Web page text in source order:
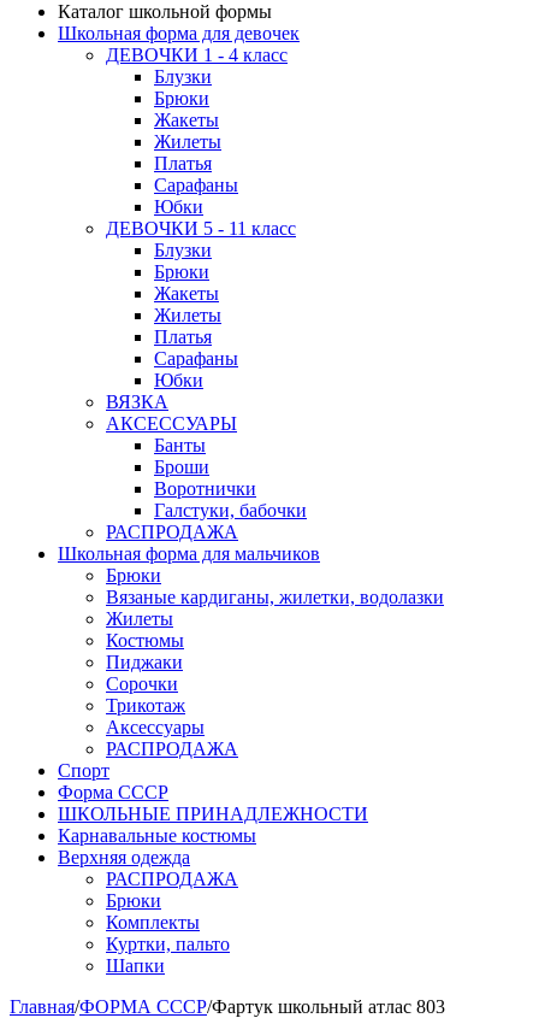
Каталог школьной формы
Школьная форма для девочек
ДЕВОЧКИ 1 - 4 класс
Блузки
Брюки
Жакеты
Жилеты
Платья
Сарафаны
Юбки
ДЕВОЧКИ 5 - 11 класс
Блузки
Брюки
Жакеты
Жилеты
Платья
Сарафаны
Юбки
ВЯЗКА
АКСЕССУАРЫ
Банты
Броши
Воротнички
Галстуки, бабочки
РАСПРОДАЖА
Школьная форма для мальчиков
Брюки
Вязаные кардиганы, жилетки, водолазки
Жилеты
Костюмы
Пиджаки
Сорочки
Трикотаж
Аксессуары
РАСПРОДАЖА
Спорт
Форма СССР
ШКОЛЬНЫЕ ПРИНАДЛЕЖНОСТИ
Карнавальные костюмы
Верхняя одежда
РАСПРОДАЖА
Брюки
Комплекты
Куртки, пальто
Шапки
Главная/ФОРМА СССР/Фартук школьный атлас 803